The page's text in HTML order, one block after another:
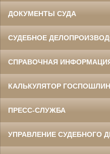
ДОКУМЕНТЫ СУДА
СУДЕБНОЕ
СПРАВОЧНАЯ
КАЛЬКУЛЯТОР
ПРЕСС-СЛУЖБА
УПРАВЛЕНИЕ СУДЕБНОГО